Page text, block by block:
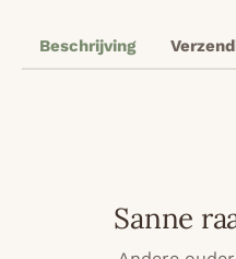
Beschrijving
Sanne